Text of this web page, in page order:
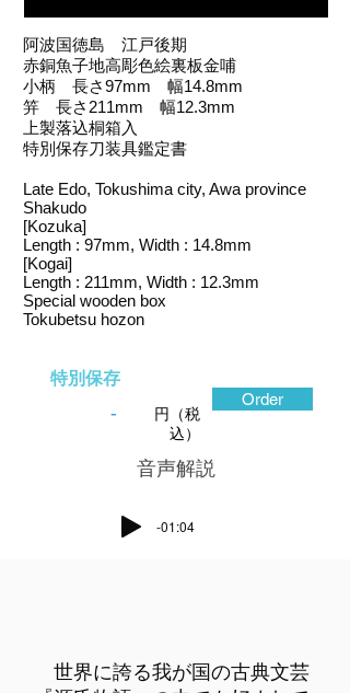
阿波国徳島 江戸後期
赤銅魚子地高彫色絵裏板金哺
小柄 長さ97mm 幅14.8mm
笄 長さ211mm 幅12.3mm
上製落込桐箱入
特別保存刀装具鑑定書
Late Edo, Tokushima city, Awa province
Shakudo
[Kozuka]
Length : 97mm, Width : 14.8mm
[Kogai]
Length : 211mm, Width : 12.3mm
Special wooden box
Tokubetsu hozon
特別保存
-
円（税
込）
Order
​音声解説
-01:04
世界に誇る我が国の古典文芸